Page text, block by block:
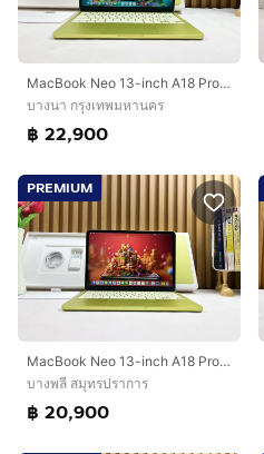
MacBook Neo 13-inch A18 Pro Ram8GB SSD512 Citrus รหัสสินค้า M003
บางนา กรุงเทพมหานคร
฿ 22,900
PREMIUM
MacBook Neo 13-inch A18 Pro 2026 Ram8GB SSD256GB Citrus
บางพลี สมุทรปราการ
฿ 20,900